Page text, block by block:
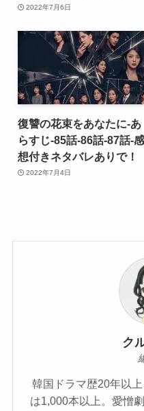
2022年7月6日
復讐の花束をあなたに-あ
らすじ-85話-86話-87話-感
想付きネタバレありで！
2022年7月4日
ク
韓国ドラマ歴20年以
は1,000本以上。愛憎